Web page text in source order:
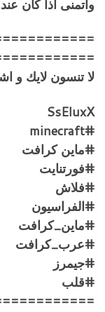
واتمنى اذا كان
لا تنسون لايك و
SsEluxX
#minecraft
#ماين كرافت
#فورتنايت
#فلاش
#الفراسيون
#ماين_كرافت
#عرب_كرافت
#جيمرز
#قلب